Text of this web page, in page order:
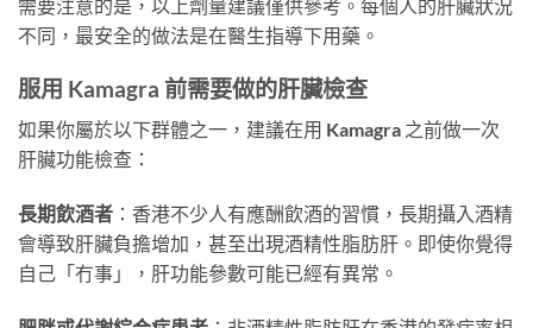
需要注意的是，以上劑量建議僅供參考。每個人的肝臟狀況
不同，最安全的做法是在醫生指導下用藥。
服用 Kamagra 前需要做的肝臟檢查
如果你屬於以下群體之一，建議在用 Kamagra 之前做一次
肝臟功能檢查：
長期飲酒者 ：香港不少人有應酬飲酒的習慣，長期攝入酒精
會導致肝臟負擔增加，甚至出現酒精性脂肪肝。即使你覺得
自己「冇事」，肝功能參數可能已經有異常。